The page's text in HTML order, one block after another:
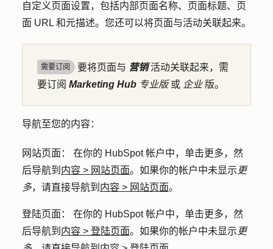
自定义页面设置，包括内部页面名称、页面标题、页
面 URL 和元描述。您还可以将页面与活动关联起来。
需要订阅 要将页面与 营销活动关联起来，需
要订阅 Marketing Hub 专业版或 企业版。
导航至您的内容：
网站页面 ： 在你的 HubSpot 帐户中，单击更多，然
后导航到 内容 > 网站页面。如果你的帐户中未显示 更
多，请直接导航到 内容 > 网站页面。
登陆页面 ： 在你的 HubSpot 帐户中，单击更多，然
后导航到 内容 > 登陆页面。如果你的帐户中未显示 更